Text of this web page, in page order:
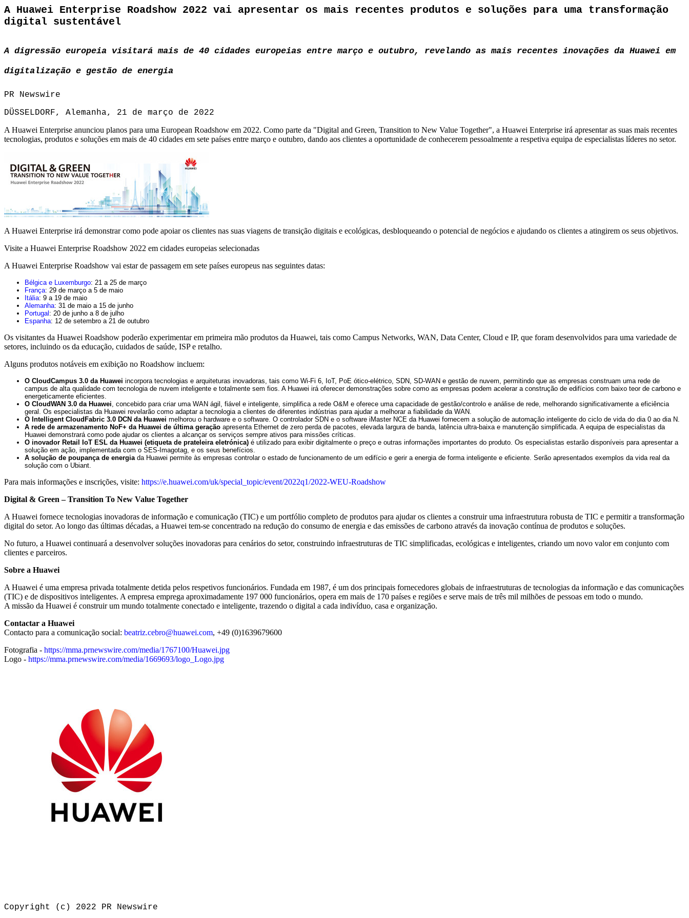
A Huawei Enterprise Roadshow 2022 vai apresentar os mais recentes produtos e soluções para uma transformação
digital sustentável
A digressão europeia visitará mais de 40 cidades europeias entre março e outubro, revelando as mais recentes inovações da Huawei em
digitalização e gestão de energia
PR Newswire
DÜSSELDORF, Alemanha, 21 de março de 2022
A Huawei Enterprise anunciou planos para uma European Roadshow em 2022. Como parte da "Digital and Green, Transition to New Value Together", a Huawei Enterprise irá apresentar as suas mais recentes
tecnologias, produtos e soluções em mais de 40 cidades em sete países entre março e outubro, dando aos clientes a oportunidade de conhecerem pessoalmente a respetiva equipa de especialistas líderes no setor.
A Huawei Enterprise irá demonstrar como pode apoiar os clientes nas suas viagens de transição digitais e ecológicas, desbloqueando o potencial de negócios e ajudando os clientes a atingirem os seus objetivos.
Visite a Huawei Enterprise Roadshow 2022 em cidades europeias selecionadas
A Huawei Enterprise Roadshow vai estar de passagem em sete países europeus nas seguintes datas:
Bélgica e Luxemburgo: 21 a 25 de março
França: 29 de março a 5 de maio
Itália: 9 a 19 de maio
Alemanha: 31 de maio a 15 de junho
Portugal : 20 de junho a 8 de julho
Espanha: 12 de setembro a 21 de outubro
Os visitantes da Huawei Roadshow poderão experimentar em primeira mão produtos da Huawei, tais como Campus Networks, WAN, Data Center, Cloud e IP, que foram desenvolvidos para uma variedade de
setores, incluindo os da educação, cuidados de saúde, ISP e retalho.
Alguns produtos notáveis em exibição no Roadshow incluem:
O CloudCampus 3.0 da Huawei incorpora tecnologias e arquiteturas inovadoras, tais como Wi-Fi 6, IoT, PoE ótico-elétrico, SDN, SD-WAN e gestão de nuvem, permitindo que as empresas construam uma rede de
campus de alta qualidade com tecnologia de nuvem inteligente e totalmente sem fios. A Huawei irá oferecer demonstrações sobre como as empresas podem acelerar a construção de edifícios com baixo teor de carbono e
energeticamente eficientes.
O CloudWAN 3.0 da Huawei , concebido para criar uma WAN ágil, fiável e inteligente, simplifica a rede O&M e oferece uma capacidade de gestão/controlo e análise de rede, melhorando significativamente a eficiência
geral. Os especialistas da Huawei revelarão como adaptar a tecnologia a clientes de diferentes indústrias para ajudar a melhorar a fiabilidade da WAN.
O Intelligent CloudFabric 3.0 DCN da Huawei melhorou o hardware e o software. O controlador SDN e o software iMaster NCE da Huawei fornecem a solução de automação inteligente do ciclo de vida do dia 0 ao dia N.
A rede de armazenamento NoF+ da Huawei de última geração apresenta Ethernet de zero perda de pacotes, elevada largura de banda, latência ultra-baixa e manutenção simplificada. A equipa de especialistas da
Huawei demonstrará como pode ajudar os clientes a alcançar os serviços sempre ativos para missões críticas.
O inovador Retail IoT ESL da Huawei (etiqueta de prateleira eletrónica) é utilizado para exibir digitalmente o preço e outras informações importantes do produto. Os especialistas estarão disponíveis para apresentar a
solução em ação, implementada com o SES-Imagotag, e os seus benefícios.
A solução de poupança de energia da Huawei permite às empresas controlar o estado de funcionamento de um edifício e gerir a energia de forma inteligente e eficiente. Serão apresentados exemplos da vida real da
solução com o Ubiant.
Para mais informações e inscrições, visite: https://e.huawei.com/uk/special_topic/event/2022q1/2022-WEU-Roadshow
Digital & Green – Transition To New Value Together
A Huawei fornece tecnologias inovadoras de informação e comunicação (TIC) e um portfólio completo de produtos para ajudar os clientes a construir uma infraestrutura robusta de TIC e permitir a transformação
digital do setor. Ao longo das últimas décadas, a Huawei tem-se concentrado na redução do consumo de energia e das emissões de carbono através da inovação contínua de produtos e soluções.
No futuro, a Huawei continuará a desenvolver soluções inovadoras para cenários do setor, construindo infraestruturas de TIC simplificadas, ecológicas e inteligentes, criando um novo valor em conjunto com
clientes e parceiros.
Sobre a Huawei
A Huawei é uma empresa privada totalmente detida pelos respetivos funcionários. Fundada em 1987, é um dos principais fornecedores globais de infraestruturas de tecnologias da informação e das comunicações
(TIC) e de dispositivos inteligentes. A empresa emprega aproximadamente 197 000 funcionários, opera em mais de 170 países e regiões e serve mais de três mil milhões de pessoas em todo o mundo.
A missão da Huawei é construir um mundo totalmente conectado e inteligente, trazendo o digital a cada indivíduo, casa e organização.
Contactar a Huawei
Contacto para a comunicação social: beatriz.cebro@huawei.com, +49 (0)1639679600
Fotografia - https://mma.prnewswire.com/media/1767100/Huawei.jpg
Logo - https://mma.prnewswire.com/media/1669693/logo_Logo.jpg
Copyright (c) 2022 PR Newswire